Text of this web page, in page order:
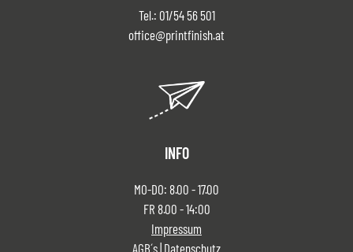
Tel.: 01/54 56 501
office@printfinish.at
INFO
MO-DO: 8.00 - 17.00
FR 8.00 - 14:00
Impressum
AGB´s Datenschutz